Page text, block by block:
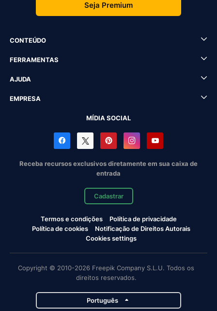
Seja Premium
CONTEÚDO
FERRAMENTAS
AJUDA
EMPRESA
MÍDIA SOCIAL
Receba recursos exclusivos diretamente em sua caixa de
entrada
Cadastrar
Termos e condições
Política de privacidade
Política de cookies
Notificação de Direitos Autorais
Cookies settings
Copyright © 2010-2026 Freepik Company S.L.U. Todos os
direitos reservados.
Português